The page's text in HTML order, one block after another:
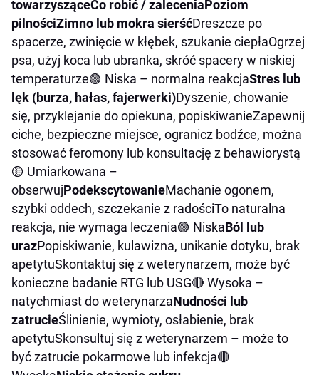
towarzysząceCo robić / zaleceniaPoziom
pilnościZimno lub mokra sierśćDreszcze po
spacerze, zwinięcie w kłębek, szukanie ciepłaOgrzej
psa, użyj koca lub ubranka, skróć spacery w niskiej
temperaturze🟢 Niska – normalna reakcjaStres lub
lęk (burza, hałas, fajerwerki)Dyszenie, chowanie
się, przyklejanie do opiekuna, popiskiwanieZapewnij
ciche, bezpieczne miejsce, ogranicz bodźce, można
stosować feromony lub konsultację z behawiorystą
🟡 Umiarkowana –
obserwujPodekscytowanieMachanie ogonem,
szybki oddech, szczekanie z radościTo naturalna
reakcja, nie wymaga leczenia🟢 NiskaBól lub
urazPopiskiwanie, kulawizna, unikanie dotyku, brak
apetytuSkontaktuj się z weterynarzem, może być
konieczne badanie RTG lub USG🔴 Wysoka –
natychmiast do weterynarzaNudności lub
zatrucieŚlinienie, wymioty, osłabienie, brak
apetytuSkonsultuj się z weterynarzem – może to
być zatrucie pokarmowe lub infekcja🔴